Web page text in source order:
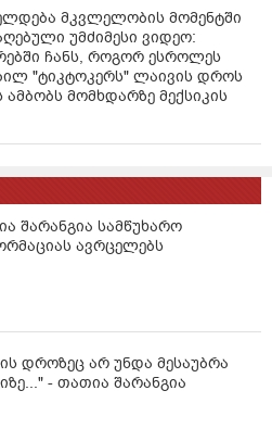
მკვლელობის მომენტში
უმძიმესი ვიდეო:
ჩანს, როგორ ესროლეს
"ტიკტოკერს" ლაივის დროს
ამბობს მომხდარზე მექსიკის
შარანგია სამწუხარო
ავრცელებს
დროზეც არ უნდა მესაუბრა
- თათია შარანგია